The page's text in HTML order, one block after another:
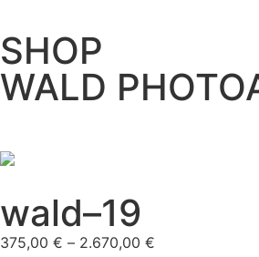
SHOP
WALD
wald–19
375,00 € – 2.670,00 €